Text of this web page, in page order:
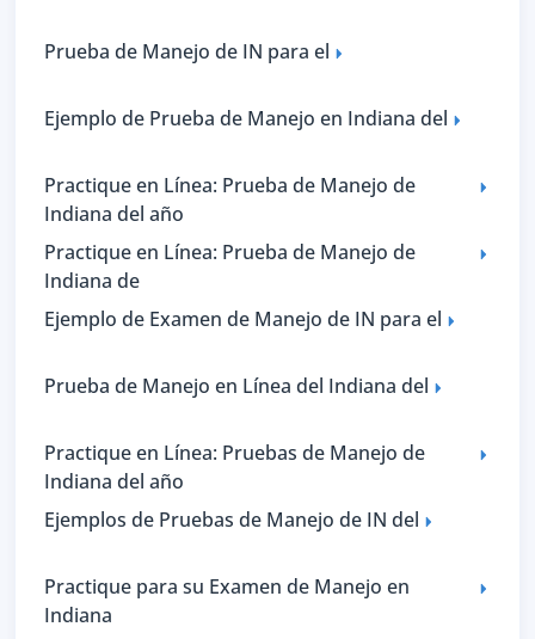
Prueba de Manejo de IN para el
Ejemplo de Prueba de Manejo en Indiana del
Practique en Línea: Prueba de Manejo de
Indiana del año
Practique en Línea: Prueba de Manejo de
Indiana de
Ejemplo de Examen de Manejo de IN para el
Prueba de Manejo en Línea del Indiana del
Practique en Línea: Pruebas de Manejo de
Indiana del año
Ejemplos de Pruebas de Manejo de IN del
Practique para su Examen de Manejo en
Indiana